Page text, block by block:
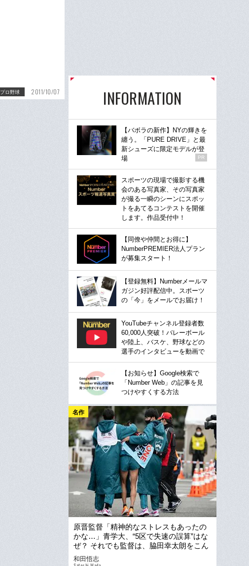
プロ野球 2011/10/07 INFORMATION
【バボラの新作】NYの輝きを
纏う。「PURE DRIVE」と最
新シューズに限定モデルが登
場
PR
スポーツの現場で撮影する機
会のある写真家、その写真家
が撮る一瞬のシーンにスポッ
トをあてるコンテストを開催
します。作品受付中！
【同僚や仲間とお得に】
NumberPREMIER法人プラン
が募集スタート！
【登録無料】Numberメールマ
ガジン好評配信中。スポーツ
の「今」をメールでお届け！
YouTubeチャンネル登録者数
60,000人突破！バレーボール
や陸上、バスケ、野球などの
選手のインタビューを動画で
【お知らせ】Google検索で
「Number Web」の記事を見
つけやすくする方法
名作
原晋監督「精神的なストレスもあったの
かな…」青学大、“5区で失速の誤算”はな
ぜ？ それでも監督は、脇田幸太朗をこん
な言葉でかばった
和田悟志